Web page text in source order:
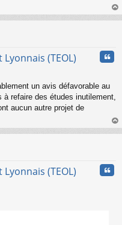
au
(TEOL)
un avis défavorable au
refaire des études inutilement,
aucun autre projet de
au
(TEOL)